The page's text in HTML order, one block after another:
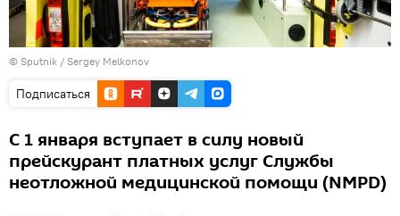
© Sputnik / Sergey Melkonov
Подписаться
С 1 января вступает в силу новый
прейскурант платных услуг Службы
неотложной медицинской помощи (NMPD)